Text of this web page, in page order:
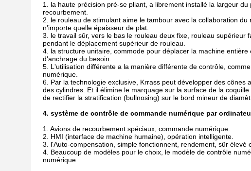
1. la haute précision pré-se pliant, a librement installé la largeur
recourbement.
2. le rouleau de stimulant aime le tambour avec la collaboration
n'importe quelle épaisseur de plat.
3. le travail sûr, vers le bas le rouleau deux fixe, rouleau
pendant le déplacement supérieur de rouleau.
4. la structure unitaire, commode pour déplacer la machine
d'anchrage du besoin.
5. L'utilisation différente a la manière différente de contrôle,
numérique.
6. Par la technologie exclusive, Krrass peut développer des
des cylindres. Et il élimine le marquage sur la surface de la
de rectifier la stratification (bullnosing) sur le bord mineur de
4. système de contrôle de commande numérique par
1. Avions de recourbement spéciaux, commande numérique.
2. HMI (interface de machine humaine), opération intelligente.
3. l'Auto-compensation, simple fonctionnent, rendement, sûr élevé
4. Beaucoup de modèles pour le choix, le modèle de contrôle
numérique.